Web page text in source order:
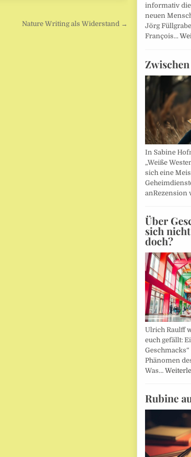
Nature Writing als Widerstand →
informativ
neuen
Jörg
François…
In Sabine
„Weiße
sich eine
anRezension
Über
sich
doch?
Ulrich Raulff
euch gefällt:
Phänomen
Was…
Rubine